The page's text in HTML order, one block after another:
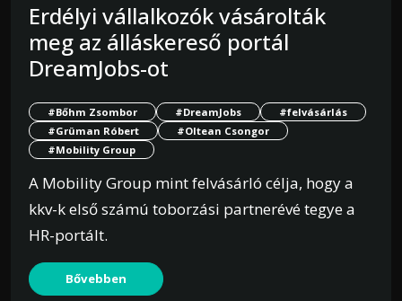
Erdélyi vállalkozók vásárolták
meg az álláskereső portál
DreamJobs-ot
#Bőhm Zsombor #DreamJobs
#felvásárlás
#Grüman Róbert
#Oltean Csongor
#Mobility Group
A Mobility Group mint felvásárló célja, hogy a
kkv-k első számú toborzási partnerévé tegye a
HR-portált.
Bővebben